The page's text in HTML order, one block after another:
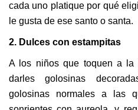
cada uno platique por qué
le gusta de ese santo o santa.
2. Dulces con estampitas
A los niños que toquen a la
darles golosinas
golosinas normales a las